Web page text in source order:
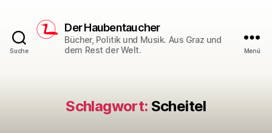
Suche
Der Haubentaucher
Bücher, Politik und Musik. Aus Graz und
dem Rest der Welt.
Menü
Schlagwort: Scheitel